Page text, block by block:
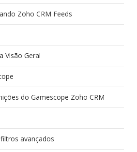
Zoho CRM Feeds
Visão Geral
do Gamescope Zoho CRM
avançados